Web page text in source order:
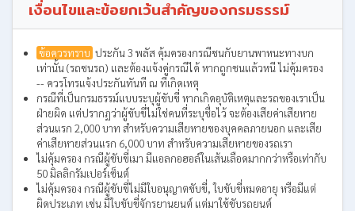
เงื่อนไขและข้อยกเว้นสำคัญของกรมธรรม์
ข้อควรทราบ ประกัน 3 พลัส คุ้มครองกรณีชนกับยานพาหนะทางบก
เท่านั้น (รถชนรถ) และต้องแจ้งคู่กรณีได้ หากถูกชนแล้วหนี ไม่คุ้มครอง
-- ควรโทรแจ้งประกันทันที ณ ที่เกิดเหตุ
กรณีที่เป็นกรมธรรม์แบบระบุผู้ขับขี่ หากเกิดอุบัติเหตุและรถของเราเป็น
ฝ่ายผิด แต่ปรากฏว่าผู้ขับขี่ไม่ใช่คนที่ระบุชื่อไว้ จะต้องเสียค่าเสียหาย
ส่วนแรก 2,000 บาท สำหรับความเสียหายของบุคคลภายนอก และเสีย
ค่าเสียหายส่วนแรก 6,000 บาท สำหรับความเสียหายของรถเรา
ไม่คุ้มครอง กรณีผู้ขับขี่เมา มีแอลกอฮอล์ในเส้นเลือดมากกว่าหรือเท่ากับ
50 มิลลิกรัมเปอร์เซ็นต์
ไม่คุ้มครอง กรณีผู้ขับขี่ไม่มีใบอนุญาตขับขี่, ใบขับขี่หมดอายุ หรือมีแต่
ผิดประเภท เช่น มีใบขับขี่จักรยานยนต์ แต่มาใช้ขับรถยนต์